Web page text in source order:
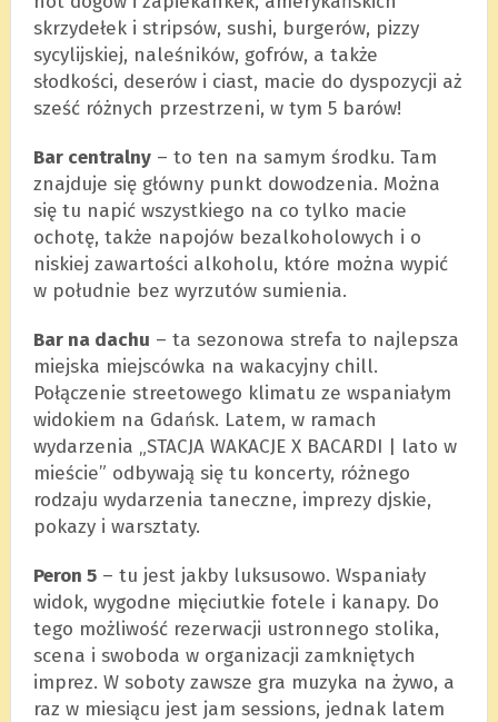
skrzydełek i stripsów, sushi, burgerów, pizzy
sycylijskiej, naleśników, gofrów, a także
słodkości, deserów i ciast, macie do dyspozycji aż
sześć różnych przestrzeni, w tym 5 barów!
Bar centralny– to ten na samym środku. Tam
znajduje się główny punkt dowodzenia. Można
się tu napić wszystkiego na co tylko macie
ochotę, także napojów bezalkoholowych i o
niskiej zawartości alkoholu, które można wypić
w południe bez wyrzutów sumienia.
Bar na dachu – ta sezonowa strefa to najlepsza
miejska miejscówka na wakacyjny chill.
Połączenie streetowego klimatu ze wspaniałym
widokiem na Gdańsk. Latem, w ramach
wydarzenia „STACJA WAKACJE X BACARDI | lato w
mieście” odbywają się tu koncerty, różnego
rodzaju wydarzenia taneczne, imprezy djskie,
pokazy i warsztaty.
Peron 5– tu jest jakby luksusowo. Wspaniały
widok, wygodne mięciutkie fotele i kanapy. Do
tego możliwość rezerwacji ustronnego stolika,
scena i swoboda w organizacji zamkniętych
imprez. W soboty zawsze gra muzyka na żywo, a
raz w miesiącu jest jam sessions, jednak latem